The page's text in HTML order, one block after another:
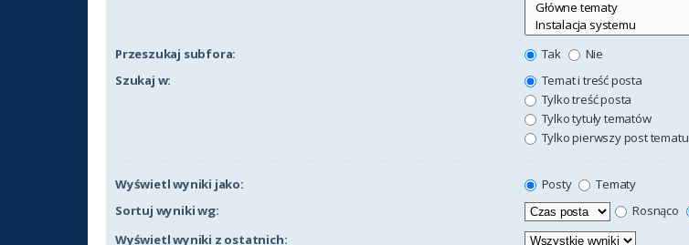
Przeszukaj subfora: Tak
Nie
Szukaj w:
Temat i treść posta
Tylko treść posta
Tylko tytuły tematów
Tylko pierwszy post tematu
Wyświetl wyniki jako: Posty
Tematy
Sortuj wyniki wg:
Rosnąco
Wyświetl wyniki z ostatnich: